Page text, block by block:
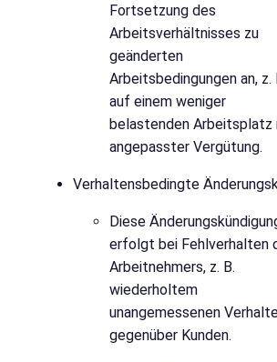
Fortsetzung des
Arbeitsverhältnisses zu
geänderten
Arbeitsbedingungen an, z.
auf einem weniger
belastenden Arbeitsplatz
angepasster Vergütung.
Verhaltensbedingte
Diese
erfolgt bei Fehlverhalten
Arbeitnehmers, z. B.
wiederholtem
unangemessenen
gegenüber Kunden.